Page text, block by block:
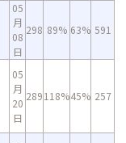
05
月
08
日
298 89% 63% 591
05
月
20
日
289118%45% 257